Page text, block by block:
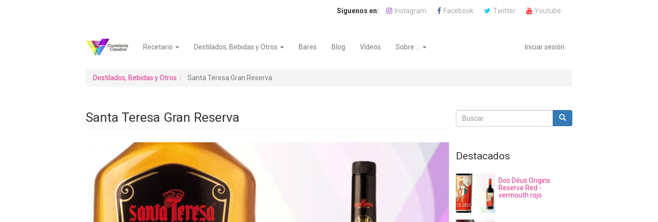
Instagram Facebook Twitter Youtube
NavegaciónRecetario Destilados, Bebidas y Otros Bares Blog Vídeos Sobre ...
Menú
cuenta
de
Iniciar sesión
Destilados, Bebidas y Otros Santa Teresa Gran Reserva
Santa Teresa Gran Reserva
Buscar
Buscar Buscar
Destacados
Dos Déus Origins
Reserve Red -
vermouth rojo